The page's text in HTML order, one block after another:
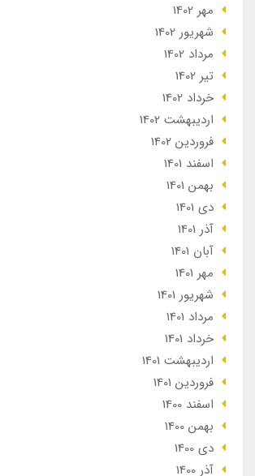
مهر 1402
شهریور 1402
مرداد 1402
تير 1402
خرداد 1402
ارديبهشت 1402
فروردین 1402
اسفند 1401
بهمن 1401
دی 1401
آذر 1401
آبان 1401
مهر 1401
شهریور 1401
مرداد 1401
خرداد 1401
ارديبهشت 1401
فروردین 1401
اسفند 1400
بهمن 1400
دی 1400
آذر 1400